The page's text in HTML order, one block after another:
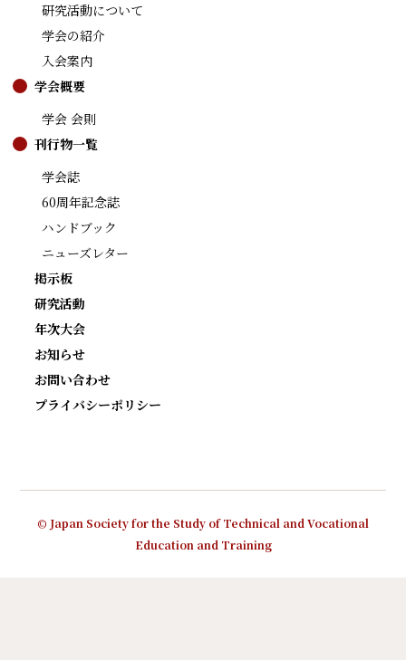
研究活動について
学会の紹介
入会案内
学会概要
学会 会則
刊行物一覧
学会誌
60周年記念誌
ハンドブック
ニューズレター
掲示板
研究活動
年次大会
お知らせ
お問い合わせ
プライバシーポリシー
© Japan Society for the Study of Technical and Vocational
Education and Training